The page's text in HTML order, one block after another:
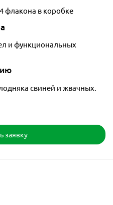
флакона в коробке
и функциональных
свиней и жвачных.
заявку